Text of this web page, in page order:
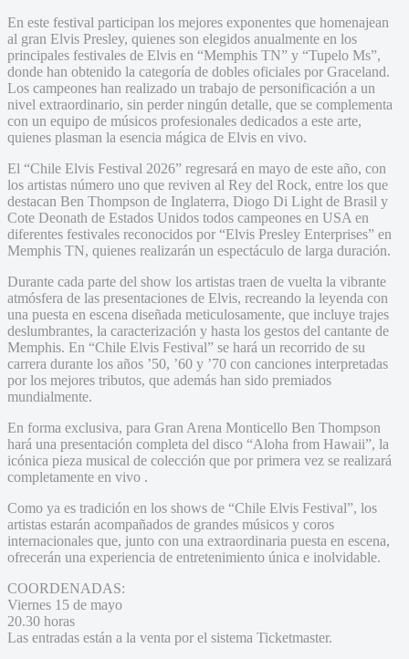
En este festival participan los mejores exponentes que homenajean
al gran Elvis Presley, quienes son elegidos anualmente en los
principales festivales de Elvis en “Memphis TN” y “Tupelo Ms”,
donde han obtenido la categoría de dobles oficiales por Graceland.
Los campeones han realizado un trabajo de personificación a un
nivel extraordinario, sin perder ningún detalle, que se complementa
con un equipo de músicos profesionales dedicados a este arte,
quienes plasman la esencia mágica de Elvis en vivo.
El “Chile Elvis Festival 2026” regresará en mayo de este año, con
los artistas número uno que reviven al Rey del Rock, entre los que
destacan Ben Thompson de Inglaterra, Diogo Di Light de Brasil y
Cote Deonath de Estados Unidos todos campeones en USA en
diferentes festivales reconocidos por “Elvis Presley Enterprises” en
Memphis TN, quienes realizarán un espectáculo de larga duración.
Durante cada parte del show los artistas traen de vuelta la vibrante
atmósfera de las presentaciones de Elvis, recreando la leyenda con
una puesta en escena diseñada meticulosamente, que incluye trajes
deslumbrantes, la caracterización y hasta los gestos del cantante de
Memphis. En “Chile Elvis Festival” se hará un recorrido de su
carrera durante los años ’50, ’60 y ’70 con canciones interpretadas
por los mejores tributos, que además han sido premiados
mundialmente.
En forma exclusiva, para Gran Arena Monticello Ben Thompson
hará una presentación completa del disco “Aloha from Hawaii”, la
icónica pieza musical de colección que por primera vez se realizará
completamente en vivo .
Como ya es tradición en los shows de “Chile Elvis Festival”, los
artistas estarán acompañados de grandes músicos y coros
internacionales que, junto con una extraordinaria puesta en escena,
ofrecerán una experiencia de entretenimiento única e inolvidable.
COORDENADAS:
Viernes 15 de mayo
20.30 horas
Las entradas están a la venta por el sistema Ticketmaster.